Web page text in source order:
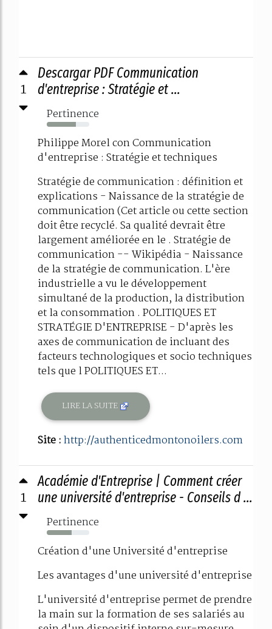
1
Descargar PDF Communication
d'entreprise : Stratégie et ...
Pertinence
68%
Philippe Morel con Communication
d'entreprise : Stratégie et techniques
Stratégie de communication : définition et
explications - Naissance de la stratégie de
communication (Cet article ou cette section
doit être recyclé. Sa qualité devrait être
largement améliorée en le . Stratégie de
communication -- Wikipédia - Naissance
de la stratégie de communication. L'ère
industrielle a vu le développement
simultané de la production, la distribution
et la consommation . POLITIQUES ET
STRATÉGIE D'ENTREPRISE - D'après les
axes de communication de incluant des
facteurs technologiques et socio techniques
tels que l POLITIQUES ET...
LIRE LA SUITE
Site :http://authenticedmontonoilers.com
1
Académie d'Entreprise | Comment créer
une université d'entreprise - Conseils d ...
Pertinence
58%
Création d'une Université d'entreprise
Les avantages d'une université d'entreprise
L'université d'entreprise permet de prendre
la main sur la formation de ses salariés au